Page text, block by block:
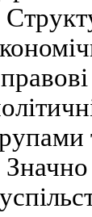
Значно